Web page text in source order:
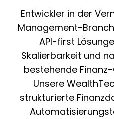
Entwickler in der
Management-
API-first
Skalierbarkeit und
bestehende
Unsere
strukturierte